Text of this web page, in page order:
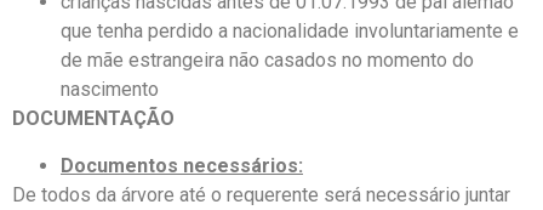
que tenha perdido a nacionalidade involuntariamente e
de mãe estrangeira não casados no momento do
nascimento
DOCUMENTAÇÃO
Documentos necessários:
De todos da árvore até o requerente será necessário juntar